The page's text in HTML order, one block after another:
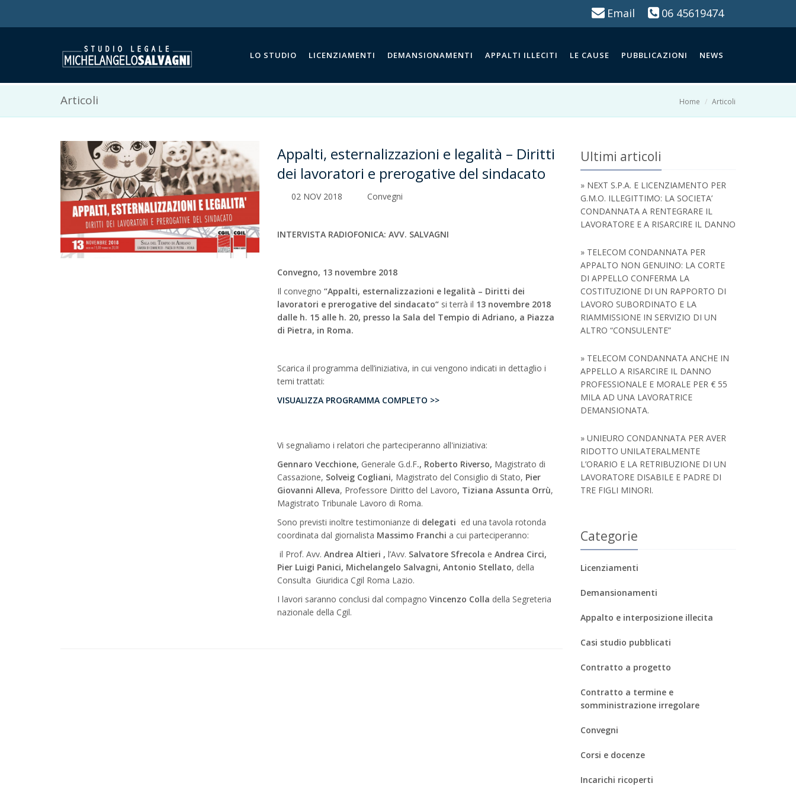
Email 06 45619474
LO STUDIO LICENZIAMENTI DEMANSIONAMENTI APPALTI ILLECITI LE CAUSE PUBBLICAZIONI NEWS
Articoli Home Articoli
Appalti, esternalizzazioni e legalità – Diritti
dei lavoratori e prerogative del sindacato
02 NOV 2018 Convegni
INTERVISTA RADIOFONICA: AVV. SALVAGNI
Convegno, 13 novembre 2018
Il convegno “Appalti, esternalizzazioni e legalità – Diritti dei
lavoratori e prerogative del sindacato“si terrà il 13 novembre 2018
dalle h. 15 alle h. 20, presso la Sala del Tempio di Adriano, a Piazza
di Pietra, in Roma.
Scarica il programma dell’iniziativa, in cui vengono indicati in dettaglio i
temi trattati:
VISUALIZZA PROGRAMMA COMPLETO >>
Vi segnaliamo i relatori che parteciperanno all'iniziativa:
Gennaro Vecchione, Generale G.d.F., Roberto Riverso, Magistrato di
Cassazione, Solveig Cogliani, Magistrato del Consiglio di Stato, Pier
Giovanni Alleva, Professore Diritto del Lavoro, Tiziana Assunta Orrù,
Magistrato Tribunale Lavoro di Roma.
Sono previsti inoltre testimonianze di delegati ed una tavola rotonda
coordinata dal giornalista Massimo Franchi a cui parteciperanno:
il Prof. Avv. Andrea Altieri , l’Avv. Salvatore Sfrecola e Andrea Circi,
Pier Luigi Panici, Michelangelo Salvagni, Antonio Stellato, della
Consulta Giuridica Cgil Roma Lazio.
I lavori saranno conclusi dal compagno Vincenzo Colla della Segreteria
nazionale della Cgil.
Ultimi articoli
» NEXT S.P.A. E LICENZIAMENTO PER
G.M.O. ILLEGITTIMO: LA SOCIETA’
CONDANNATA A RENTEGRARE IL
LAVORATORE E A RISARCIRE IL DANNO
» TELECOM CONDANNATA PER
APPALTO NON GENUINO: LA CORTE
DI APPELLO CONFERMA LA
COSTITUZIONE DI UN RAPPORTO DI
LAVORO SUBORDINATO E LA
RIAMMISSIONE IN SERVIZIO DI UN
ALTRO “CONSULENTE”
» TELECOM CONDANNATA ANCHE IN
APPELLO A RISARCIRE IL DANNO
PROFESSIONALE E MORALE PER € 55
MILA AD UNA LAVORATRICE
DEMANSIONATA.
» UNIEURO CONDANNATA PER AVER
RIDOTTO UNILATERALMENTE
L’ORARIO E LA RETRIBUZIONE DI UN
LAVORATORE DISABILE E PADRE DI
TRE FIGLI MINORI.
Categorie
Licenziamenti
Demansionamenti
Appalto e interposizione illecita
Casi studio pubblicati
Contratto a progetto
Contratto a termine e
somministrazione irregolare
Convegni
Corsi e docenze
Incarichi ricoperti